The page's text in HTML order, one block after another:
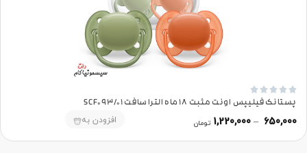





پستانک فیلیپس اونت مثبت 18 ماه الترا سافت SCF093/01
650,000
–
1,220,000 تومان افزودن به